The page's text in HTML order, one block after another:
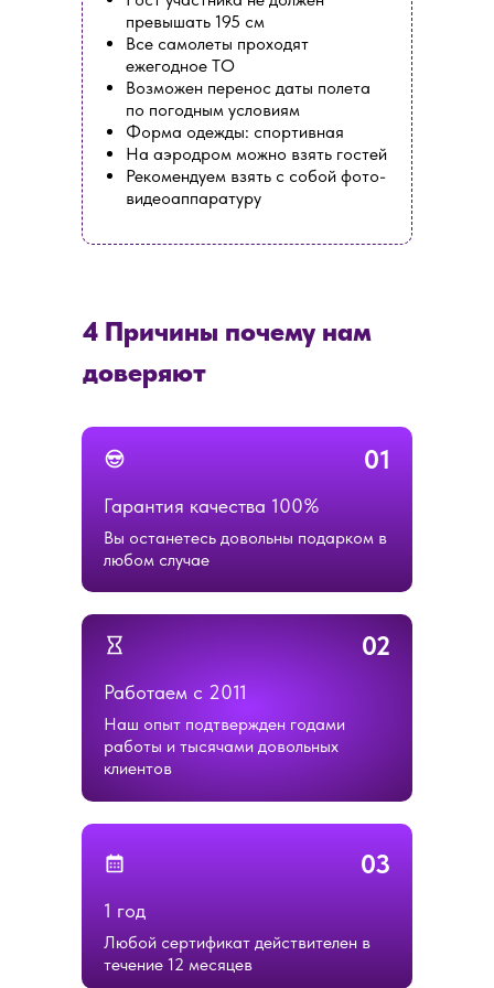
превышать 195 см
Все самолеты проходят
ежегодное ТО
Возможен перенос даты полета
по погодным условиям
Форма одежды: спортивная
На аэродром можно взять гостей
Рекомендуем взять с собой фото-
видеоаппаратуру
4 Причины почему нам
доверяют
01
Вы останетесь довольны подарком в
любом случае
Гарантия качества 100%
02
Работаем с 2011
Наш опыт подтвержден годами
работы и тысячами довольных
клиентов
03
1 год
Любой сертификат действителен в
течение 12 месяцев
ОСТАЛИСЬ